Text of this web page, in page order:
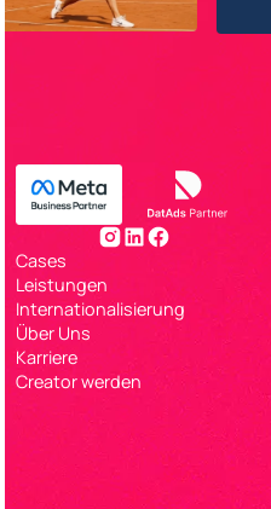
Cases
Leistungen
Internationalisierung
Über Uns
Karriere
Creator werden